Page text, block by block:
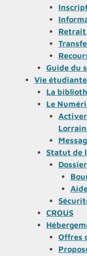
Retrait
Guide du
Vie étudiante
La
Le
Statut de
CROUS
Offres